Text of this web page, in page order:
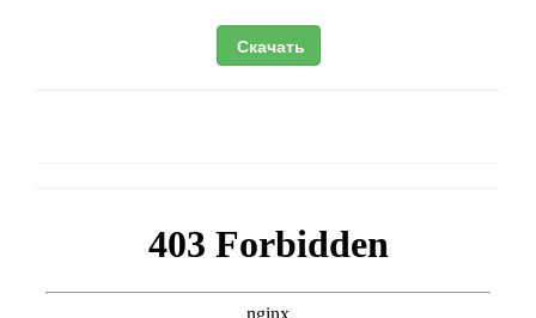
Скачать